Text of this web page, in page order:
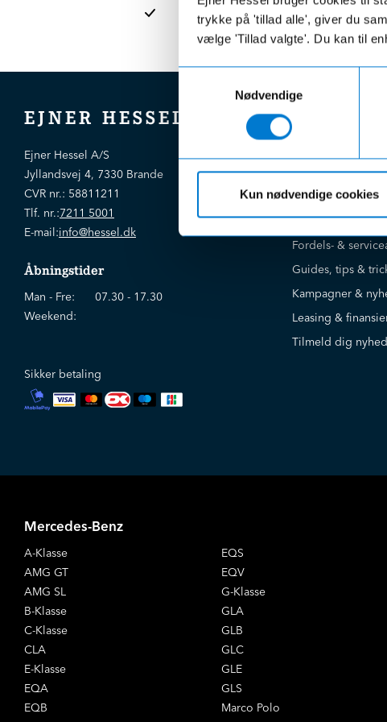
trykke på 'tillad alle', giver du
vælge 'Tillad valgte'. Du kan til
Samtykkevalg
Nødvendige
Kun nødvendige cookies
afdelinger
EJNER HESSEL
Ejner Hessel A/S
Jyllandsvej 4, 7330 Brande
CVR nr.: 58811211
Tlf. nr.:7211 5001
E-mail:info@hessel.dk
Åbningstider
Man - Fre:
07.30 - 17.30
Weekend:
Sikker betaling
Bliv klogere på
Brugte biler
Nye biler
Fordels- &
Guides, tips &
Kampagner &
Leasing &
Tilmeld dig
Mercedes-Benz
A-Klasse
AMG GT
AMG SL
B-Klasse
C-Klasse
CLA
E-Klasse
EQA
EQB
EQS
EQV
G-Klasse
GLA
GLB
GLC
GLE
GLS
Marco Polo